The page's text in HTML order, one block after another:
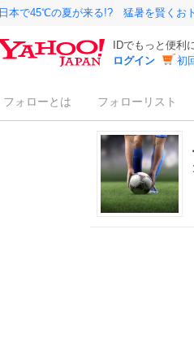
日本で45℃の夏が来る!? 猛暑を賢くお
IDでもっと便利
ログイン
初
フォローとは フォローリスト